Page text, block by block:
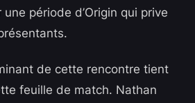
période d’Origin qui prive
de cette rencontre tient
feuille de match. Nathan